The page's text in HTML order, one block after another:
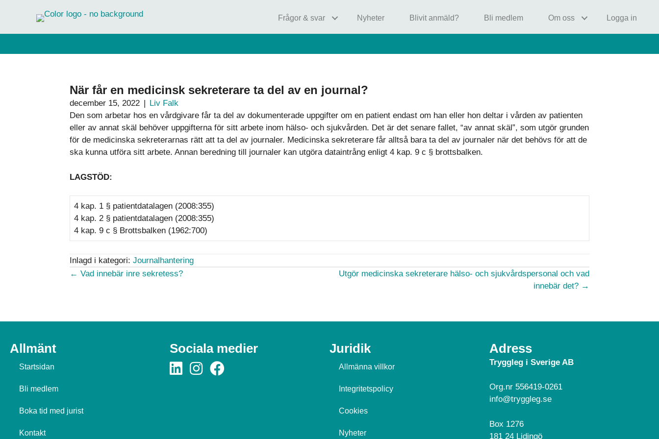
Frågor & svar Nyheter Blivit anmäld? Bli medlem Om oss Logga in
När får en medicinsk sekreterare ta del av en journal?
december 15, 2022 | Liv Falk
Den som arbetar hos en vårdgivare får ta del av dokumenterade uppgifter om en patient endast om han eller hon deltar i vården av patienten
eller av annat skäl behöver uppgifterna för sitt arbete inom hälso- och sjukvården. Det är det senare fallet, “av annat skäl”, som utgör grunden
för de medicinska sekreterarnas rätt att ta del av journaler. Medicinska sekreterare får alltså bara ta del av journaler när det behövs för att de
ska kunna utföra sitt arbete. Annan beredning till journaler kan utgöra dataintrång enligt 4 kap. 9 c § brottsbalken.
LAGSTÖD:
4 kap. 1 § patientdatalagen (2008:355)
4 kap. 2 § patientdatalagen (2008:355)
4 kap. 9 c § Brottsbalken (1962:700)
Inlagd i kategori: Journalhantering
Posts
← Vad innebär inre sekretess?
Utgör medicinska sekreterare hälso- och sjukvårdspersonal och vad
innebär det? →
Allmänt
Startsidan
Bli medlem
Boka tid med jurist
Kontakt
Sociala medier Juridik
Allmänna villkor
Integritetspolicy
Cookies
Nyheter
Adress
Tryggleg i Sverige AB
Org.nr 556419-0261
info@tryggleg.se
Box 1276
181 24 Lidingö